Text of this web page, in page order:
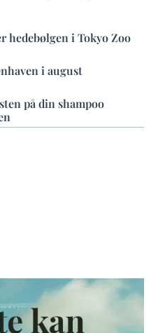
hedebølgen i Tokyo Zoo
i august
på din shampoo